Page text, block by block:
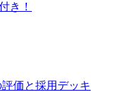
き！
価と採用デッキ